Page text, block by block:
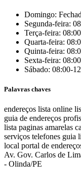
Domingo:
Segunda-feira:
Terça-feira:
Quarta-feira:
Quinta-feira:
Sexta-feira:
Sábado: 08:00-
Palavras chaves
endereços lista online
guia de endereços
lista paginas amarelas
serviços telefones guia
local portal de
Av. Gov. Carlos de
- Olinda/PE